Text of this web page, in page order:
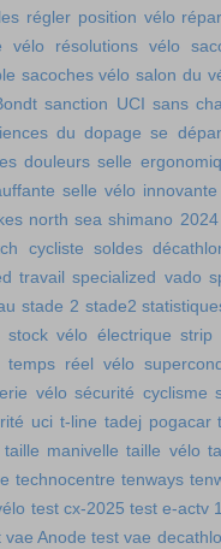
régler position vélo
vélo
résolutions vélo
sacoches vélo salon du
sanction UCI sans
du dopage se
douleurs selle
selle vélo innovante
north sea shimano 2024
cycliste soldes
travail specialized vado
stade 2 stade2
stock vélo électrique strip
temps réel vélo
vélo sécurité cyclisme
uci t-line tadej pogacar
taille manivelle taille vélo
technocentre tenways
test cx-2025 test e-actv
vae Anode test vae